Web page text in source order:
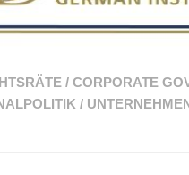
/ CORPORATE
/